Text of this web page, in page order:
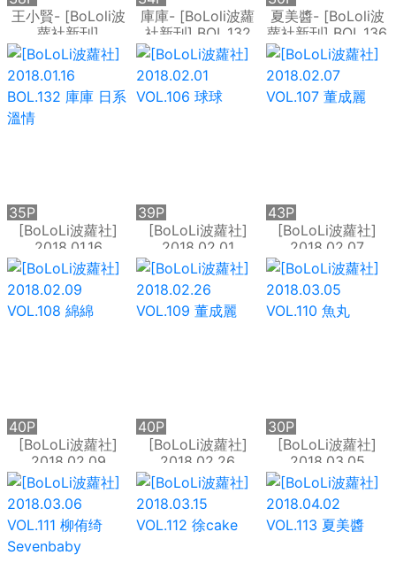
王小賢- [BoLoli波
蘿社新刊]
BOL.075 暖色沙灘
庫庫- [BoLoli波蘿
社新刊] BOL.132
日系溫情
夏美醬- [BoLoli波
蘿社新刊] BOL.136
貓系可愛夏美
[BoLoLi波蘿社]
2018.01.16
BOL.132 庫庫 日系
溫情
35P
[BoLoLi波蘿社]
2018.02.01
VOL.106 球球
39P
[BoLoLi波蘿社]
2018.02.07
VOL.107 董成麗
43P
[BoLoLi波蘿社]
2018.02.09
VOL.108 綿綿
40P
[BoLoLi波蘿社]
2018.02.26
VOL.109 董成麗
40P
[BoLoLi波蘿社]
2018.03.05
VOL.110 魚丸
30P